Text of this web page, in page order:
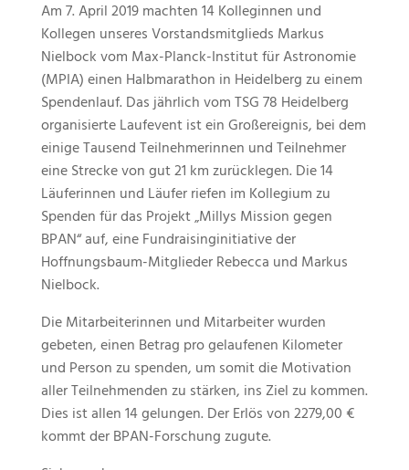
Am 7. April 2019 machten 14 Kolleginnen und
Kollegen unseres Vorstandsmitglieds Markus
Nielbock vom Max-Planck-Institut für Astronomie
(MPIA) einen Halbmarathon in Heidelberg zu einem
Spendenlauf. Das jährlich vom TSG 78 Heidelberg
organisierte Laufevent ist ein Großereignis, bei dem
einige Tausend Teilnehmerinnen und Teilnehmer
eine Strecke von gut 21 km zurücklegen. Die 14
Läuferinnen und Läufer riefen im Kollegium zu
Spenden für das Projekt „Millys Mission gegen
BPAN“ auf, eine Fundraisinginitiative der
Hoffnungsbaum-Mitglieder Rebecca und Markus
Nielbock.
Die Mitarbeiterinnen und Mitarbeiter wurden
gebeten, einen Betrag pro gelaufenen Kilometer
und Person zu spenden, um somit die Motivation
aller Teilnehmenden zu stärken, ins Ziel zu kommen.
Dies ist allen 14 gelungen. Der Erlös von 2279,00 €
kommt der BPAN-Forschung zugute.